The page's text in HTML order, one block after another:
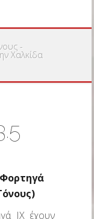
-
Χαλκίδα
Φορτηγά
ΙΧ έχουν